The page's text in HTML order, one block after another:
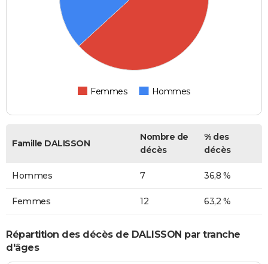
Femmes Hommes
Famille DALISSON
Nombre de
décès
% des
décès
Hommes 7 36,8 %
Femmes 12 63,2 %
Répartition des décès de DALISSON par tranche
d'âges